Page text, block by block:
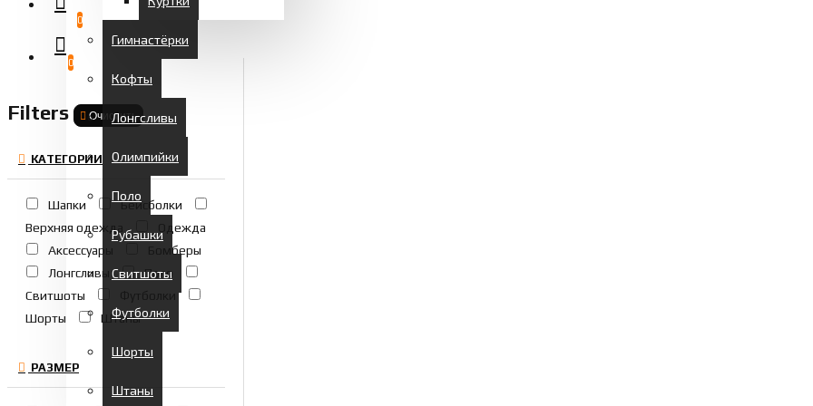
0
0
Гимнастёрки
Кофты
Лонгсливы
Олимпийки
Поло
Рубашки
Свитшоты
Футболки
Шорты
Штаны
Filters Очистить
КАТЕГОРИИ
Шапки
Бейсболки
Верхняя одежда
Одежда
Аксессуары
Бомберы
Лонгсливы
Поло
Свитшоты
Шорты
Штаны
РАЗМЕР